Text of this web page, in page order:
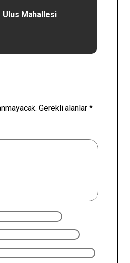
Mahallesi
Gerekli alanlar *